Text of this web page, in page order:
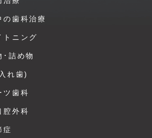
の歯科治療
トニング
･詰め物
れ歯)
ツ歯科
腔外科
症